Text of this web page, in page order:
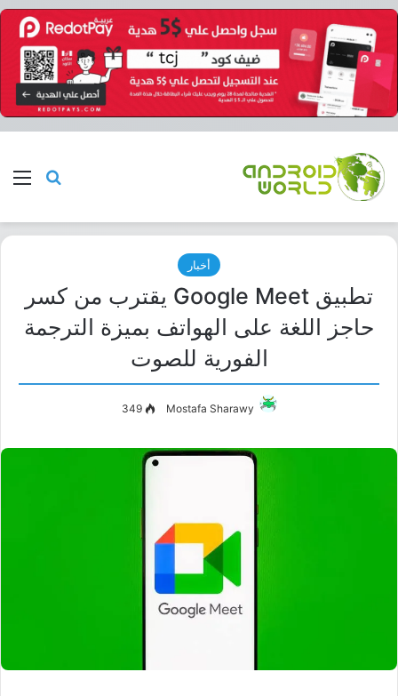
بحث
أخبار
تطبيق Google Meet يقترب من كسر
حاجز اللغة على الهواتف بميزة الترجمة
الفورية للصوت
Mostafa Sharawy
349